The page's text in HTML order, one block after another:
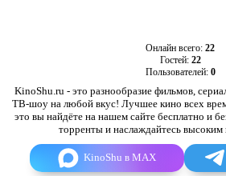
Онлайн всего: 22
Гостей: 22
Пользователей: 0
KinoShu.ru - это разнообразие фильмов,
ТВ-шоу на любой вкус! Лучшее кино всех
это вы найдёте на нашем сайте бесплатно и
торренты и наслаждайтесь высоким
KinoShu в MAX